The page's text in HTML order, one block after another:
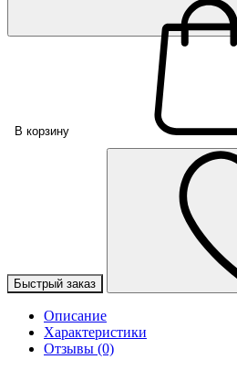
В корзину
Быстрый заказ
Описание
Характеристики
Отзывы (0)